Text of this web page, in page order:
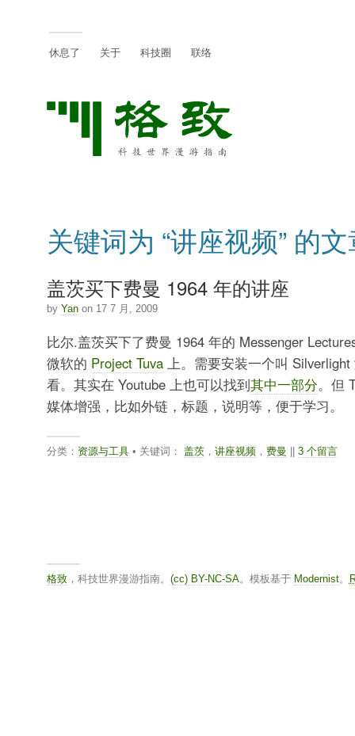
休息了 关于 科技圈 联络
关键词为 “讲座视频” 的
盖茨买下费曼 1964 年的讲座
by Yanon 17 7 月, 2009
比尔.盖茨买下了费曼 1964 年的 Messenger
微软的 Project Tuva上。需要安装一个叫 Silverlight
看。其实在 Youtube 上也可以找到其中一部分。但
媒体增强，比如外链，标题，说明等，便于学习。
分类： 资源与工具• 关键词： 盖茨， 讲座视频， 费曼 3 个留言
格致，科技世界漫游指南。 (cc) BY-NC-SA。模板基于 Modernist。